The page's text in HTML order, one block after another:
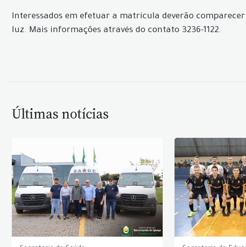
Interessados em efetuar a matrícula deverão
luz. Mais informações através do contato 3236-1122.
Últimas notícias